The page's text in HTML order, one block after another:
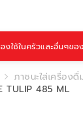
งใช้ในครัวและอื่นๆขอ
ภาชนะใส่เครื่องดื่
TULIP 485 ML